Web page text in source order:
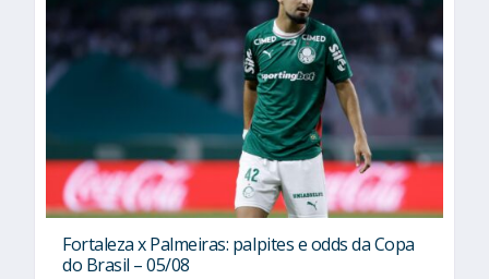
Fortaleza x Palmeiras: palpites e odds da Copa
do Brasil – 05/08